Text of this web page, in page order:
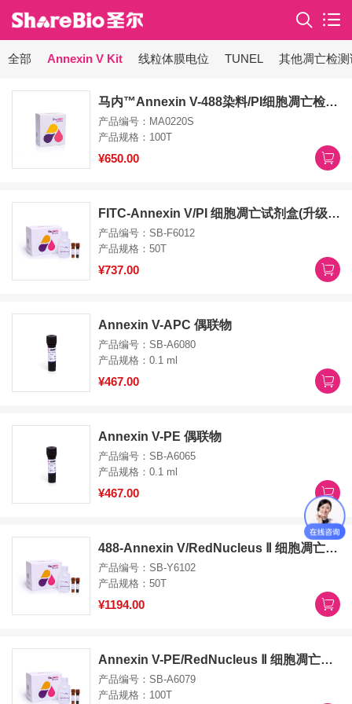
全部 Annexin V Kit 线粒体膜电位 TUNEL 其他凋亡检
马内™Annexin V-488染料/PI细胞凋亡检测试剂盒
产品编号：MA0220S
产品规格：100T
¥650.00
FITC-Annexin V/PI 细胞凋亡试剂盒(升级版为SB-Y6002) 488-Annexin V/RedNucleus Ⅱ Apoptosis Kit
产品编号：SB-F6012
产品规格：50T
¥737.00
Annexin V-APC 偶联物
产品编号：SB-A6080
产品规格：0.1 ml
¥467.00
Annexin V-PE 偶联物
产品编号：SB-A6065
产品规格：0.1 ml
¥467.00
488-Annexin V/RedNucleus Ⅱ 细胞凋亡试剂盒 Annexin V-APC （Allophycocyanin）/RedNucleus Ⅱ Apoptosis Kit
产品编号：SB-Y6102
产品规格：50T
¥1194.00
Annexin V-PE/RedNucleus Ⅱ 细胞凋亡试剂盒 Annexin V-PE(Phycoerythrin)/RedNucleus Ⅱ Apoptosis Kit
产品编号：SB-A6079
产品规格：100T